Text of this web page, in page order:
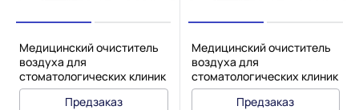
Медицинский очиститель
воздуха для
стоматологических клиник
IQAir Dental PRO
Предзаказ
Медицинский очиститель
воздуха для
стоматологических клиник
IQAir Dental HG
Предзаказ